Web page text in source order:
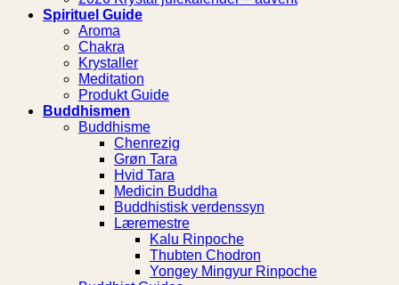
Spirituel Guide
Aroma
Chakra
Krystaller
Meditation
Produkt Guide
Buddhismen
Buddhisme
Chenrezig
Grøn Tara
Hvid Tara
Medicin Buddha
Buddhistisk verdenssyn
Læremestre
Kalu Rinpoche
Thubten Chodron
Yongey Mingyur Rinpoche